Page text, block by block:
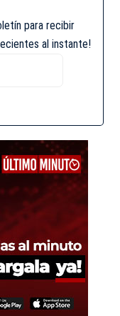
para recibir
al instante!